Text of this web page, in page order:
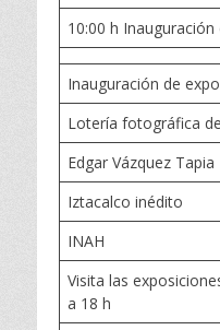
10:00 h
Inauguración de
Lotería fotográfica
Edgar Vázquez Tapia
Iztacalco inédito
INAH
Visita las
a 18 h